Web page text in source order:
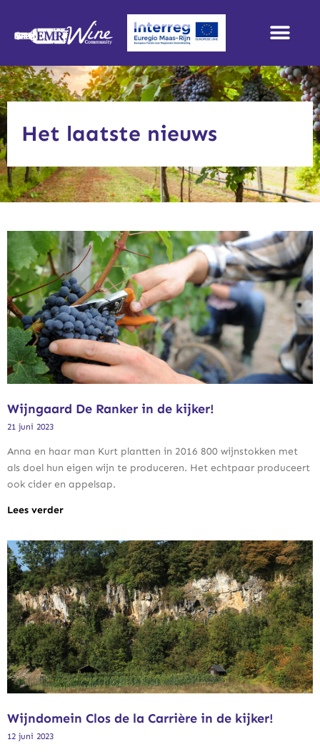
Het laatste nieuws
Wijngaard De Ranker in de kijker!
21 juni 2023
Anna en haar man Kurt plantten in 2016 800 wijnstokken met
als doel hun eigen wijn te produceren. Het echtpaar produceert
ook cider en appelsap.
Lees verder
Wijndomein Clos de la Carrière in de kijker!
12 juni 2023